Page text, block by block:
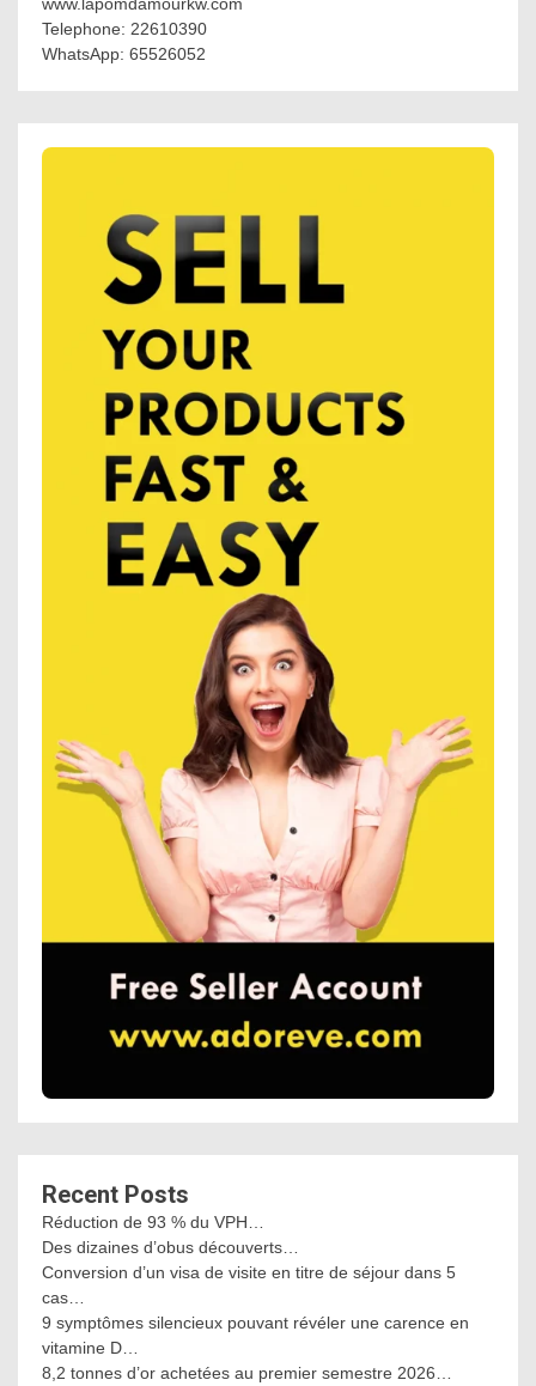
www.lapomdamourkw.com
Telephone: 22610390
WhatsApp: 65526052
Recent Posts
Réduction de 93 % du VPH…
Des dizaines d’obus découverts…
Conversion d’un visa de visite en titre de séjour dans 5
cas…
9 symptômes silencieux pouvant révéler une carence en
vitamine D…
8,2 tonnes d’or achetées au premier semestre 2026…